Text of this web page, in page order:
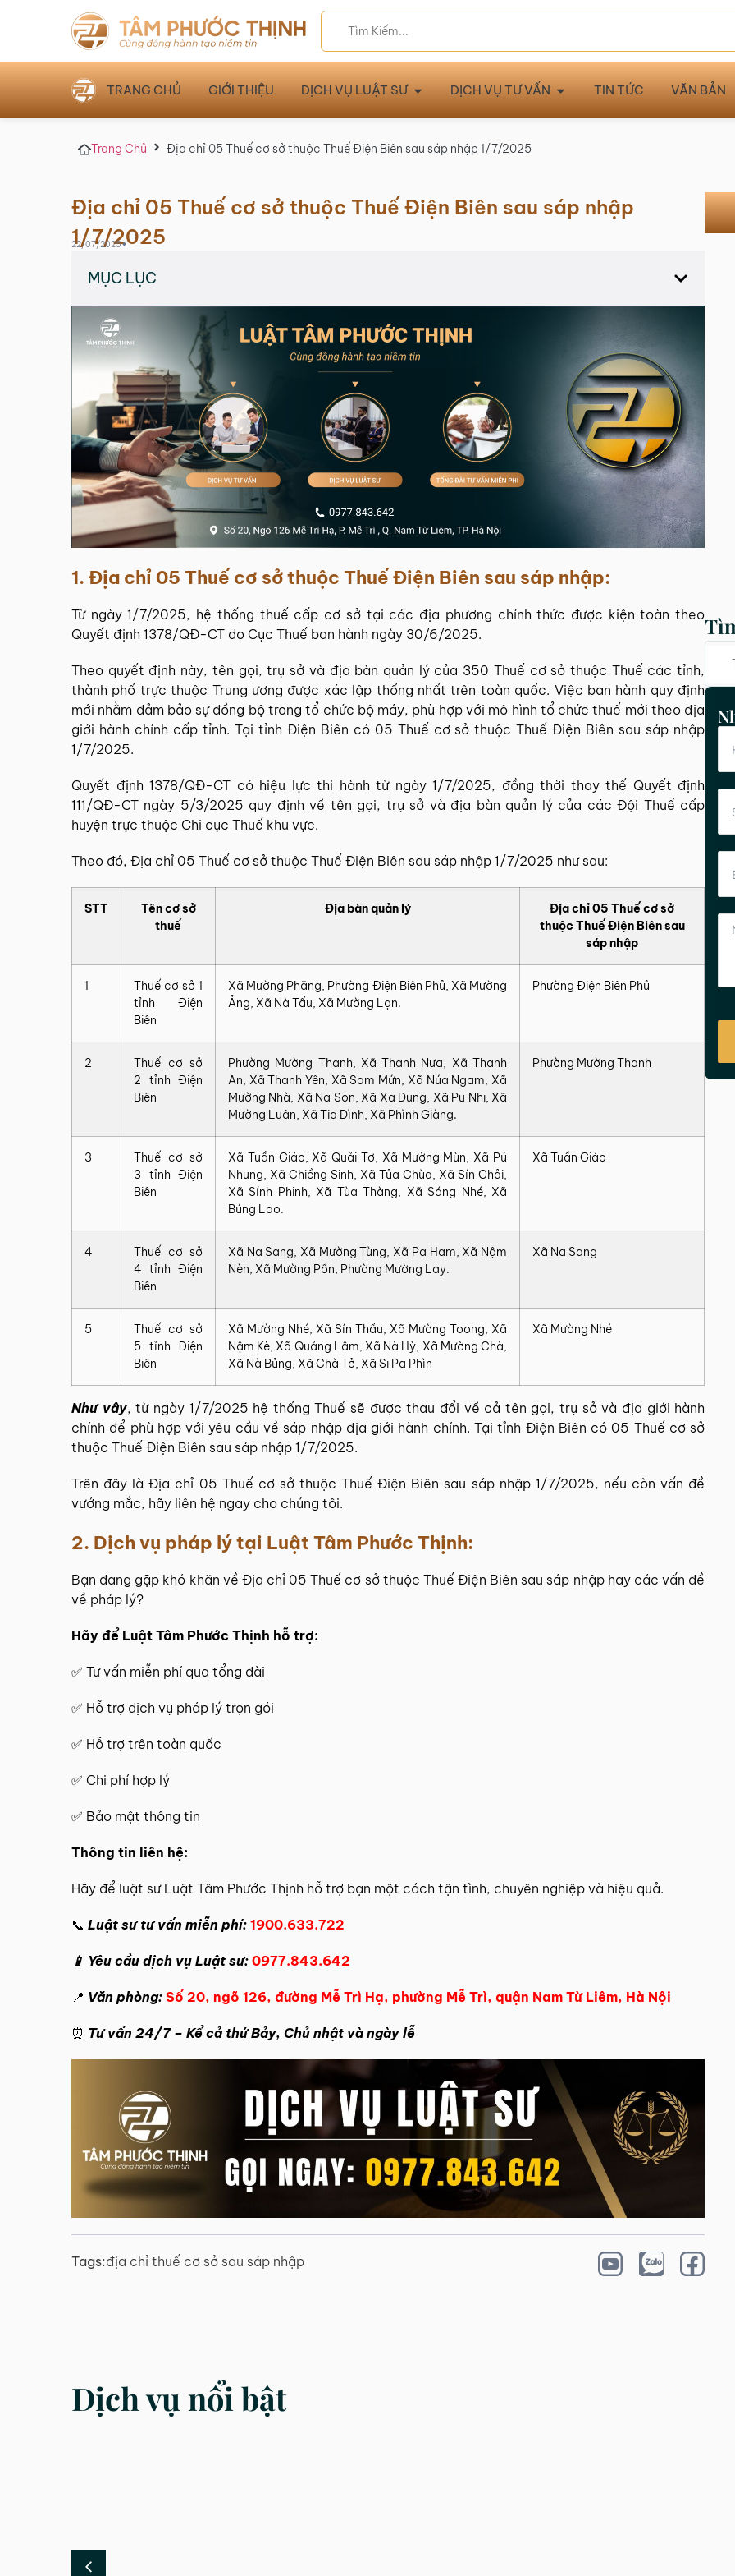
TRANG CHỦ GIỚI THIỆU DỊCH VỤ LUẬT SƯ DỊCH VỤ TƯ VẤN TIN TỨC VĂN BẢN
Trang Chủ Địa chỉ 05 Thuế cơ sở thuộc Thuế Điện Biên sau sáp nhập 1/7/2025
Địa chỉ 05 Thuế cơ sở thuộc Thuế Điện Biên sau sáp nhập
1/7/2025
22/07/2025•
MỤC LỤC
1. Địa chỉ 05 Thuế cơ sở thuộc Thuế Điện Biên sau sáp nhập:
Từ ngày 1/7/2025, hệ thống thuế cấp cơ sở tại các địa phương chính thức được kiện toàn theo
Quyết định 1378/QĐ-CT do Cục Thuế ban hành ngày 30/6/2025.
Theo quyết định này, tên gọi, trụ sở và địa bàn quản lý của 350 Thuế cơ sở thuộc Thuế các tỉnh,
thành phố trực thuộc Trung ương được xác lập thống nhất trên toàn quốc. Việc ban hành quy định
mới nhằm đảm bảo sự đồng bộ trong tổ chức bộ máy, phù hợp với mô hình tổ chức thuế mới theo địa
giới hành chính cấp tỉnh. Tại tỉnh Điện Biên có 05 Thuế cơ sở thuộc Thuế Điện Biên sau sáp nhập
1/7/2025.
Quyết định 1378/QĐ-CT có hiệu lực thi hành từ ngày 1/7/2025, đồng thời thay thế Quyết định
111/QĐ-CT ngày 5/3/2025 quy định về tên gọi, trụ sở và địa bàn quản lý của các Đội Thuế cấp
huyện trực thuộc Chi cục Thuế khu vực.
Theo đó, Địa chỉ 05 Thuế cơ sở thuộc Thuế Điện Biên sau sáp nhập 1/7/2025 như sau:
STT
Tên‍ cơ‍ sở‍
thuế‍
Địa‍ bàn‍ quản‍ lý
Địa chỉ 05 Thuế cơ sở
thuộc Thuế Điện Biên sau
sáp nhập
1
Thuế‍ cơ‍ sở‍ 1‍
tỉnh Điện
Biên
Xã Mường Phăng, Phường Điện Biên Phủ, Xã Mường
Ảng, Xã Nà Tấu, Xã Mường Lạn.
Phường Điện Biên Phủ
2
Thuế‍ cơ‍ sở‍
2 tỉnh Điện
Biên
Phường Mường Thanh, Xã Thanh Nưa, Xã Thanh
An, Xã Thanh Yên, Xã Sam Mứn, Xã Núa Ngam, Xã
Mường Nhà, Xã Na Son, Xã Xa Dung, Xã Pu Nhi, Xã
Mường Luân, Xã Tia Dình, Xã Phình Giàng.
Phường Mường Thanh
3
Thuế‍ cơ‍ sở‍
3 tỉnh Điện
Biên
Xã Tuần Giáo, Xã Quải Tơ, Xã Mường Mùn, Xã Pú
Nhung, Xã Chiềng Sinh, Xã Tủa Chùa, Xã Sín Chải,
Xã Sính Phinh, Xã Tùa Thàng, Xã Sáng Nhé, Xã
Búng Lao.
Xã Tuần Giáo
4
Thuế‍ cơ‍ sở‍
4 tỉnh Điện
Biên
Xã Na Sang, Xã Mường Tùng, Xã Pa Ham, Xã Nậm
Nèn, Xã Mường Pồn, Phường Mường Lay.
Xã Na Sang
5
Thuế‍ cơ‍ sở‍
5 tỉnh Điện
Biên
Xã Mường Nhé, Xã Sín Thầu, Xã Mường Toong, Xã
Nậm Kè, Xã Quảng Lâm, Xã Nà Hỳ, Xã Mường Chà,
Xã Nà Bủng, Xã Chà Tở, Xã Si Pa Phìn
Xã Mường Nhé
Như vây, từ ngày 1/7/2025 hệ thống Thuế sẽ được thau đổi về cả tên gọi, trụ sở và địa giới hành
chính để phù hợp với yêu cầu về sáp nhập địa giới hành chính. Tại tỉnh Điện Biên có 05 Thuế cơ sở
thuộc Thuế Điện Biên sau sáp nhập 1/7/2025.
Trên đây là Địa chỉ 05 Thuế cơ sở thuộc Thuế Điện Biên sau sáp nhập 1/7/2025, nếu còn vấn đề
vướng mắc, hãy liên hệ ngay cho chúng tôi.
2. Dịch vụ pháp lý tại Luật Tâm Phước Thịnh:
Bạn đang gặp khó khăn về Địa chỉ 05 Thuế cơ sở thuộc Thuế Điện Biên sau sáp nhập hay các vấn đề
về pháp lý?
Hãy để Luật Tâm Phước Thịnh hỗ trợ:
✅ Tư vấn miễn phí qua tổng đài
✅ Hỗ trợ dịch vụ pháp lý trọn gói
✅ Hỗ trợ trên toàn quốc
✅ Chi phí hợp lý
✅ Bảo mật thông tin
Thông tin liên hệ:
Hãy để luật sư Luật Tâm Phước Thịnh hỗ trợ bạn một cách tận tình, chuyên nghiệp và hiệu quả.
📞 Luật sư tư vấn miễn phí: 1900.633.722
📱 Yêu cầu dịch vụ Luật sư: 0977.843.642
📍 Văn phòng: Số 20, ngõ 126, đường Mễ Trì Hạ, phường Mễ Trì, quận Nam Từ Liêm, Hà Nội
⏰ Tư vấn 24/7 – Kể cả thứ Bảy, Chủ nhật và ngày lễ
Tags:địa chỉ thuế cơ sở sau sáp nhập
Dịch vụ nổi bật